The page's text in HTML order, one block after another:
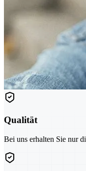
Qualität
Bei uns erhalten Sie nur